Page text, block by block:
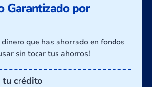
Garantizado por
dinero que has ahorrado en fondos
sin tocar tus ahorros!
tu crédito